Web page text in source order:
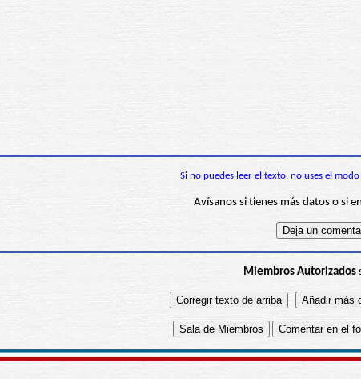
Si no puedes leer el texto, no uses el
Avísanos si tienes más datos o si
Miembros Autorizados